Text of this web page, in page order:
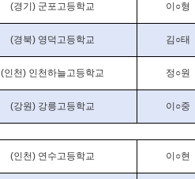
(경기 ) 군포고등학교 이 ○형
(경북) 영덕고등학교 김 ○태
(인천) 인천하늘고등학교 정○원
(강원) 강릉고등학교 이 ○중
(인천) 연수고등학교 이 ○현